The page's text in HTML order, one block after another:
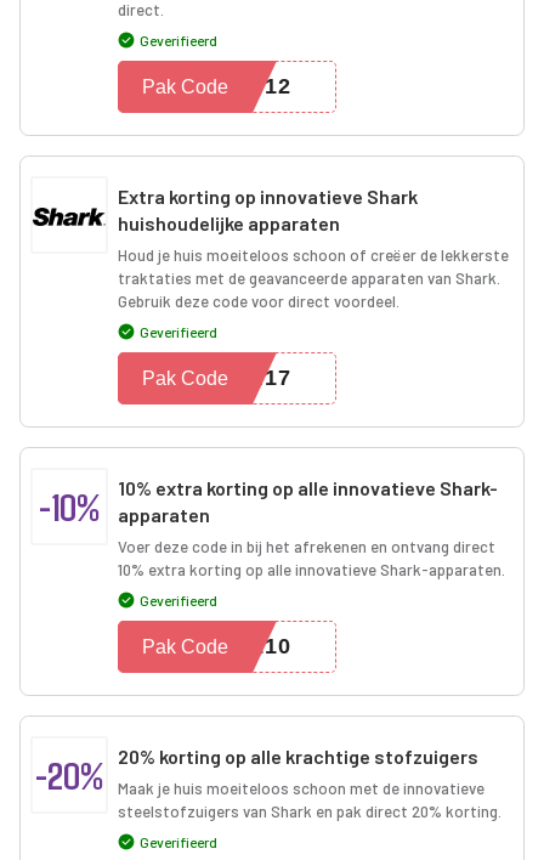
direct.
Geverifieerd
SW12
Pak Code
Extra korting op innovatieve Shark
huishoudelijke apparaten
Houd je huis moeiteloos schoon of creëer de lekkerste
traktaties met de geavanceerde apparaten van Shark.
Gebruik deze code voor direct voordeel.
Geverifieerd
MI17
Pak Code
-10%
10% extra korting op alle innovatieve Shark-
apparaten
Voer deze code in bij het afrekenen en ontvang direct
10% extra korting op alle innovatieve Shark-apparaten.
Geverifieerd
AL10
Pak Code
-20% 20% korting op alle krachtige stofzuigers
Maak je huis moeiteloos schoon met de innovatieve
steelstofzuigers van Shark en pak direct 20% korting.
Geverifieerd